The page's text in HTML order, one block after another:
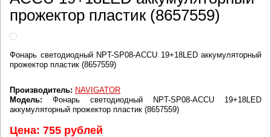
прожектор пластик (8657559)
Фонарь светодиодный NPT-SP08-ACCU 19+18LED аккумуляторный
прожектор пластик (8657559)
Производитель: NAVIGATOR
Модель: Фонарь светодиодный NPT-SP08-ACCU 19+18LED
аккумуляторный прожектор пластик (8657559)
Цена: 755 рублей